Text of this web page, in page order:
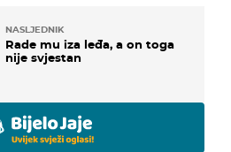
NASLJEDNIK
Rade mu iza leđa, a on toga
nije svjestan